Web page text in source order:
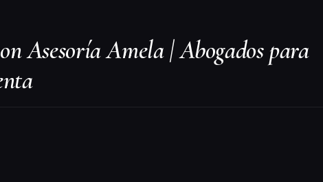
Asesoría Amela | Abogados para